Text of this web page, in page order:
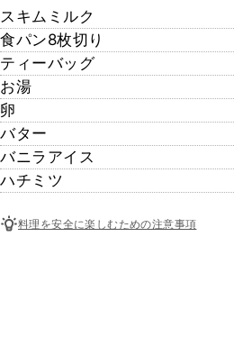
スキムミルク
食パン8枚切り
ティーバッグ
お湯
卵
バター
バニラアイス
ハチミツ
料理を安全に楽しむための注意事項